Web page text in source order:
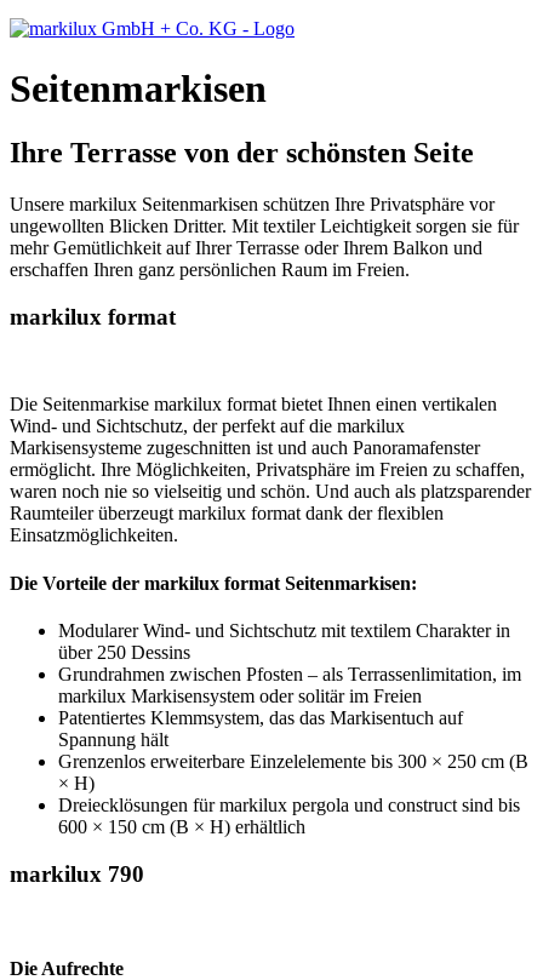
Seitenmarkisen
Ihre Terrasse von der schönsten Seite
Unsere markilux Seitenmarkisen schützen Ihre Privatsphäre vor
ungewollten Blicken Dritter. Mit textiler Leichtigkeit sorgen sie für
mehr Gemütlichkeit auf Ihrer Terrasse oder Ihrem Balkon und
erschaffen Ihren ganz persönlichen Raum im Freien.
markilux format
Die Seitenmarkise markilux format bietet Ihnen einen vertikalen
Wind- und Sichtschutz, der perfekt auf die markilux
Markisensysteme zugeschnitten ist und auch Panoramafenster
ermöglicht. Ihre Möglichkeiten, Privatsphäre im Freien zu schaffen,
waren noch nie so vielseitig und schön. Und auch als platzsparender
Raumteiler überzeugt markilux format dank der flexiblen
Einsatzmöglichkeiten.
Die Vorteile der markilux format Seitenmarkisen:
Modularer Wind- und Sichtschutz mit textilem Charakter in
über 250 Dessins
Grundrahmen zwischen Pfosten – als Terrassenlimitation, im
markilux Markisensystem oder solitär im Freien
Patentiertes Klemmsystem, das das Markisentuch auf
Spannung hält
Grenzenlos erweiterbare Einzelelemente bis 300 × 250 cm (B
× H)
Dreiecklösungen für markilux pergola und construct sind bis
600 × 150 cm (B × H) erhältlich
markilux 790
Die Aufrechte